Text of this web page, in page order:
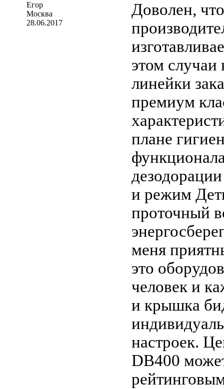
Егор
Москва
28.06.2017
Доволен,
этом
линейки
премиум
плане
и режим
проточный
меня
это
человек и
и крышка
настроек.
DB400